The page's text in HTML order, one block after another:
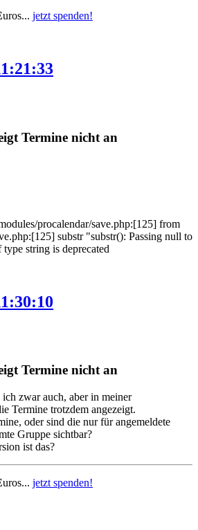
uros... jetzt spenden!
Termine nicht an
procalendar/save.php:[125] from
substr "substr(): Passing null to
string is deprecated
Termine nicht an
zwar auch, aber in meiner
Termine trotzdem angezeigt.
oder sind die nur für angemeldete
Gruppe sichtbar?
ist das?
uros... jetzt spenden!